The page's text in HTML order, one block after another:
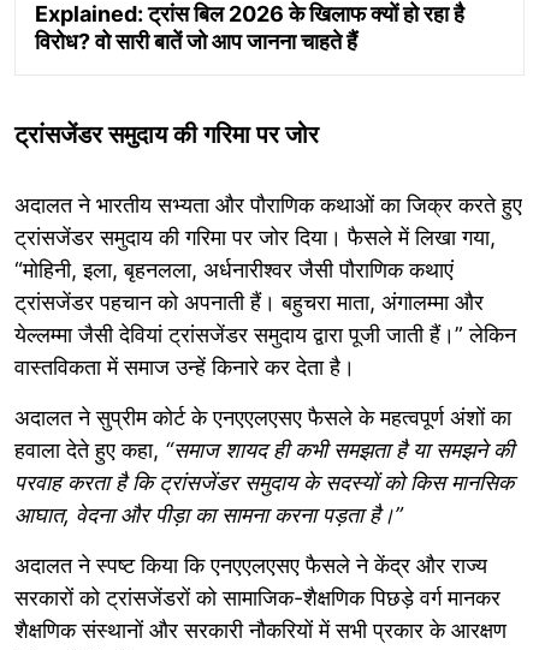
Explained: ट्रांस बिल 2026 के खिलाफ क्यों हो रहा है
विरोध? वो सारी बातें जो आप जानना चाहते हैं
ट्रांसजेंडर समुदाय की गरिमा पर जोर
अदालत ने भारतीय सभ्यता और पौराणिक कथाओं का जिक्र करते हुए
ट्रांसजेंडर समुदाय की गरिमा पर जोर दिया। फैसले में लिखा गया,
“मोहिनी, इला, बृहनलला, अर्धनारीश्वर जैसी पौराणिक कथाएं
ट्रांसजेंडर पहचान को अपनाती हैं। बहुचरा माता, अंगालम्मा और
येल्लम्मा जैसी देवियां ट्रांसजेंडर समुदाय द्वारा पूजी जाती हैं।” लेकिन
वास्तविकता में समाज उन्हें किनारे कर देता है।
अदालत ने सुप्रीम कोर्ट के एनएएलएसए फैसले के महत्वपूर्ण अंशों का
हवाला देते हुए कहा, “समाज शायद ही कभी समझता है या समझने की
परवाह करता है कि ट्रांसजेंडर समुदाय के सदस्यों को किस मानसिक
आघात, वेदना और पीड़ा का सामना करना पड़ता है।”
अदालत ने स्पष्ट किया कि एनएएलएसए फैसले ने केंद्र और राज्य
सरकारों को ट्रांसजेंडरों को सामाजिक-शैक्षणिक पिछड़े वर्ग मानकर
शैक्षणिक संस्थानों और सरकारी नौकरियों में सभी प्रकार के आरक्षण